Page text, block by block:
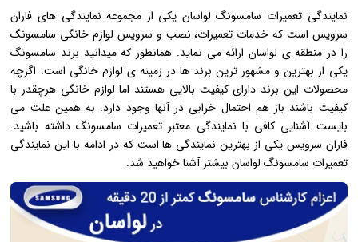
نمایندگی تعمیرات سامسونگ لواسان یکی از مجموعه نمایندگی های فاران
سرویس است که خدمات تعمیرات، نصب و سرویس لوازم خانگی سامسونگ
را در منطقه ی لواسان ارائه می نماید. همانطور که میدانید برند سامسونگ
یکی از بهترین و مشهور ترین برند ها در زمینه ی لوازم خانگی است. اگرچه
محصولات این برند دارای کیفیت بالایی هستند اما لوازم خانگی هرچقدر با
کیفیت باشند باز هم احتمال خرابی در آنها وجود دارد. به همین علت می
بایست آشنایی کافی با نمایندگی معتبر تعمیرات سامسونگ داشته باشید.
فاران سرویس یکی از بهترین نمایندگی ها است که در ادامه با این نمایندگی
تعمیرات سامسونگ لواسان بیشتر آشنا خواهید شد.